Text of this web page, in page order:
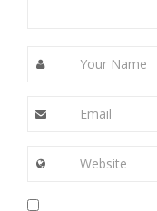
Your Name
Email
Website